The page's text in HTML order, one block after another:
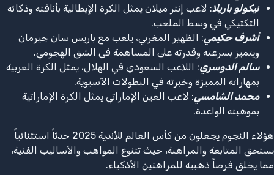
نيكولو باريلا: لاعب إنتر ميلان يمثل الكرة الإيطالية بأناقته وذكائه
التكتيكي في وسط الملعب.
أشرف حكيمي: الظهير المغربي، يلعب مع باريس سان جيرمان
ويتميز بسرعته وقدرته على المساهمة في الشق الهجومي.
سالم الدوسري: اللاعب السعودي في الهلال، يمثل الكرة العربية
بمهاراته المميزة وخبرته في البطولات الآسيوية.
محمد الشامسي: لاعب العين الإماراتي يمثل الكرة الإماراتية
بموهبته الواعدة.
هؤلاء النجوم يجعلون من كأس العالم للأندية 2025 حدثاً استثنائياً
يستحق المتابعة والمراهنة، حيث تتنوع المواهب والأساليب الفنية،
مما يخلق فرصاً ذهبية للمراهنين الأذكياء.